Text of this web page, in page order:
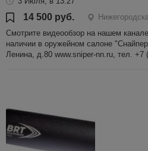
14 500 руб.
Смотрите видеообзор на нашем
наличии в оружейном салоне
Ленина, д.80 www.sniper-nn.ru, тел. +7